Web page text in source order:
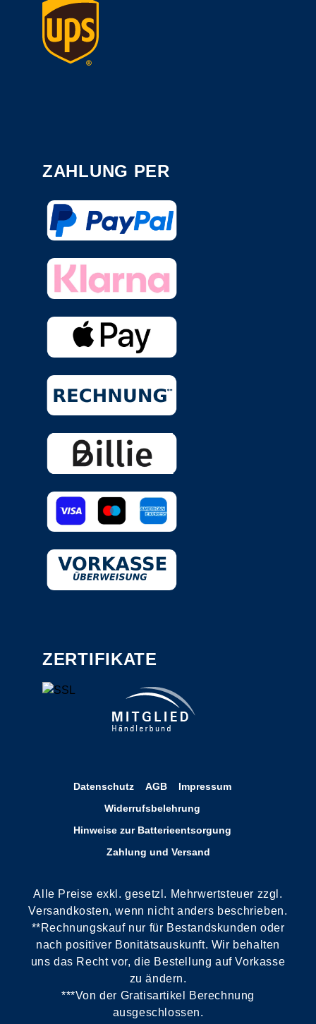
ZAHLUNG PER
ZERTIFIKATE
Datenschutz AGB
Impressum
Widerrufsbelehrung
Hinweise zur Batterieentsorgung
Zahlung und Versand
Alle Preise exkl. gesetzl. Mehrwertsteuer zzgl.
Versandkosten, wenn nicht anders beschrieben.
**Rechnungskauf nur für Bestandskunden oder
nach positiver Bonitätsauskunft. Wir behalten
uns das Recht vor, die Bestellung auf Vorkasse
zu ändern.
***Von der Gratisartikel Berechnung
ausgeschlossen.